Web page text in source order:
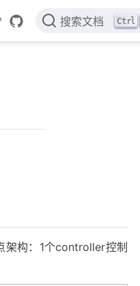
搜索文档 Ctrl
架构：1个controller控制